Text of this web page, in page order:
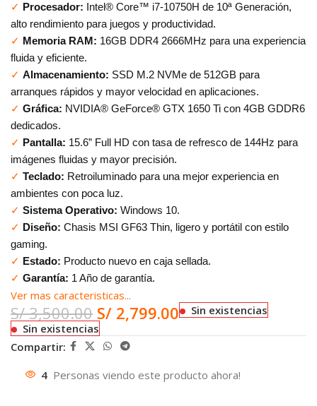
✓ Procesador: Intel® Core™ i7-10750H de 10ª Generación,
alto rendimiento para juegos y productividad.
✓ Memoria RAM: 16GB DDR4 2666MHz para una experiencia
fluida y eficiente.
✓ Almacenamiento: SSD M.2 NVMe de 512GB para
arranques rápidos y mayor velocidad en aplicaciones.
✓ Gráfica: NVIDIA® GeForce® GTX 1650 Ti con 4GB GDDR6
dedicados.
✓ Pantalla: 15.6” Full HD con tasa de refresco de 144Hz para
imágenes fluidas y mayor precisión.
✓ Teclado: Retroiluminado para una mejor experiencia en
ambientes con poca luz.
✓ Sistema Operativo: Windows 10.
✓ Diseño: Chasis MSI GF63 Thin, ligero y portátil con estilo
gaming.
✓ Estado: Producto nuevo en caja sellada.
✓ Garantía: 1 Año de garantía.
Ver mas caracteristicas...
S/3,500.00 S/ 2,799.00
Sin existencias
Sin existencias
Compartir:
4 Personas viendo este producto ahora!